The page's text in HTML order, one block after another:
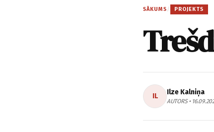
SĀKUMS / PROJEKTS
IL Ilze Kalniņa
AUTORS •